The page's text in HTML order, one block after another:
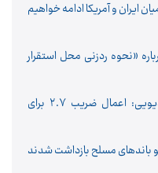
ایران و آمریکا ادامه خواهیم
«نحوه ردزنی محل استقرار
سازمان تنظیم مقررات و ارتباطات رادیویی: اعمال ضریب ۲.۷ برای